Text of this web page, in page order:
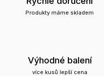
Produkty máme skladem
Výhodné balení
více kusů lepší cena